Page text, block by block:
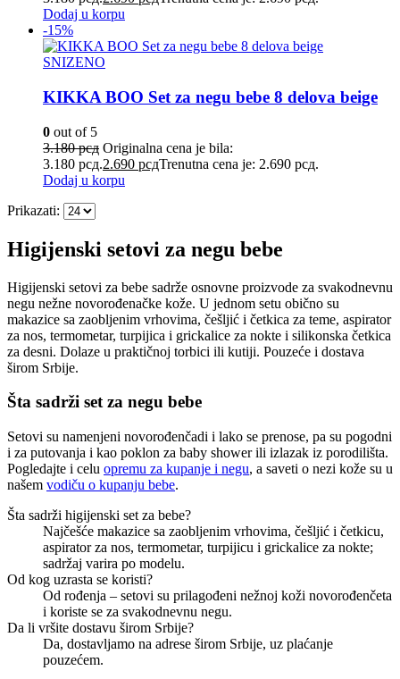
Dodaj u korpu
-15%
SNIZENO
KIKKA BOO Set za negu bebe 8 delova beige
0 out of 5
3.180рсд Originalna cena je bila:
3.180 рсд.2.690 рсдTrenutna cena je: 2.690 рсд.
Dodaj u korpu
Prikazati:
Higijenski setovi za negu bebe
Higijenski setovi za bebe sadrže osnovne proizvode za svakodnevnu
negu nežne novorođenačke kože. U jednom setu obično su
makazice sa zaobljenim vrhovima, češljić i četkica za teme, aspirator
za nos, termometar, turpijica i grickalice za nokte i silikonska četkica
za desni. Dolaze u praktičnoj torbici ili kutiji. Pouzeće i dostava
širom Srbije.
Šta sadrži set za negu bebe
Setovi su namenjeni novorođenčadi i lako se prenose, pa su pogodni
i za putovanja i kao poklon za baby shower ili izlazak iz porodilišta.
Pogledajte i celu opremu za kupanje i negu, a saveti o nezi kože su u
našem vodiču o kupanju bebe.
Šta sadrži higijenski set za bebe?
Najčešće makazice sa zaobljenim vrhovima, češljić i četkicu,
aspirator za nos, termometar, turpijicu i grickalice za nokte;
sadržaj varira po modelu.
Od kog uzrasta se koristi?
Od rođenja – setovi su prilagođeni nežnoj koži novorođenčeta
i koriste se za svakodnevnu negu.
Da li vršite dostavu širom Srbije?
Da, dostavljamo na adrese širom Srbije, uz plaćanje
pouzećem.